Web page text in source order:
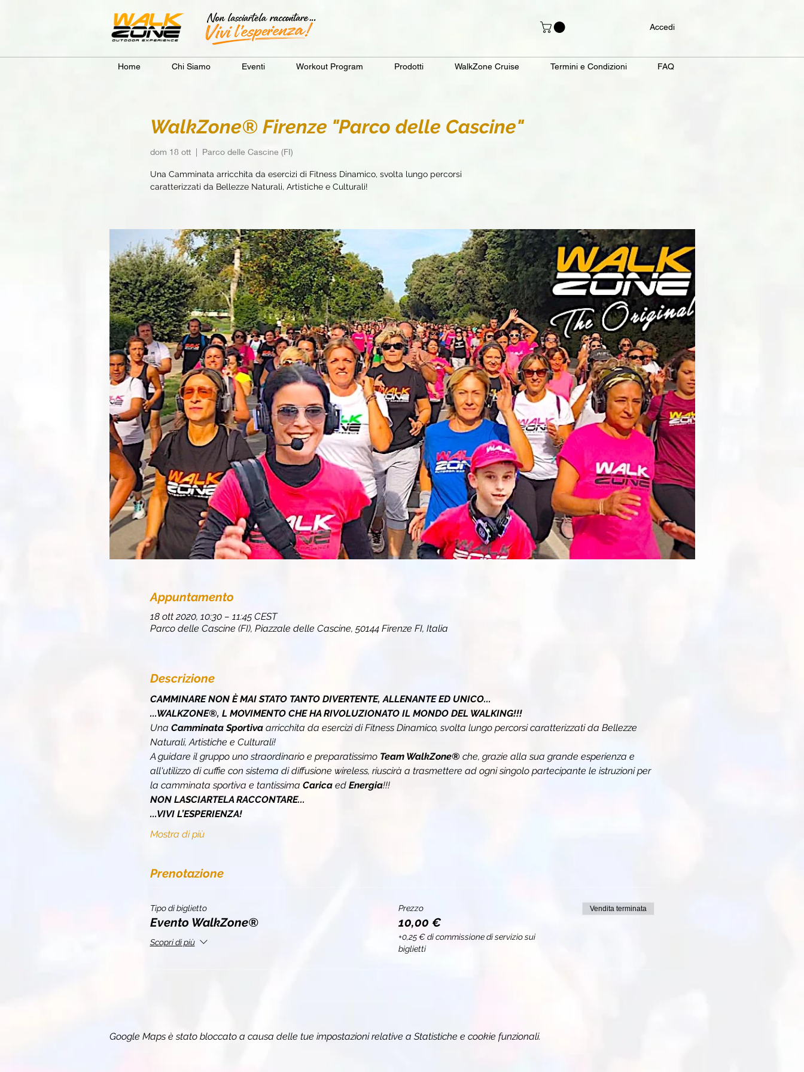
Accedi
Home Chi Siamo Eventi Workout Program Prodotti WalkZone Cruise Termini e Condizioni FAQ
WalkZone® Firenze "Parco delle Cascine"
dom 18 ott
  |
Parco delle Cascine (FI)
Una Camminata arricchita da esercizi di Fitness Dinamico, svolta lungo percorsi
caratterizzati da Bellezze Naturali, Artistiche e Culturali!
Appuntamento
18 ott 2020, 10:30 – 11:45 CEST
Parco delle Cascine (FI), Piazzale delle Cascine, 50144 Firenze FI, Italia
Descrizione
CAMMINARE NON È MAI STATO TANTO DIVERTENTE, ALLENANTE ED UNICO...
...WALKZONE®, L MOVIMENTO CHE HA RIVOLUZIONATO IL MONDO DEL WALKING!!!
Una Camminata Sportiva arricchita da esercizi di Fitness Dinamico, svolta lungo percorsi caratterizzati da Bellezze
Naturali, Artistiche e Culturali!
A guidare il gruppo uno straordinario e preparatissimo Team WalkZone® che, grazie alla sua grande esperienza e
all'utilizzo di cuffie con sistema di diffusione wireless, riuscirà a trasmettere ad ogni singolo partecipante le istruzioni per
la camminata sportiva e tantissima Carica ed Energia!!!
NON LASCIARTELA RACCONTARE...
...VIVI L’ESPERIENZA!
Mostra di più
Prenotazione
Tipo di biglietto
Evento WalkZone®
Scopri di più
Prezzo
10,00 €
+0,25 € di commissione di servizio sui
biglietti
Vendita terminata
Google Maps è stato bloccato a causa delle tue impostazioni relative a Statistiche e cookie funzionali.